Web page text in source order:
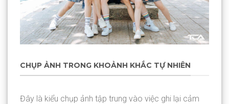
CHỤP ẢNH TRONG KHOẢNH KHẮC TỰ NHIÊN
Đây là kiểu chụp ảnh tập trung vào việc ghi lại cảm